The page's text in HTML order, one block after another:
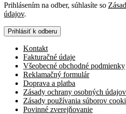
Prihlásením na odber, súhlasíte so
údajov.
Prihlásiť k odberu
Kontakt
Fakturačné údaje
Všeobecné obchodné podmienky
Reklamačný formulár
Doprava a platba
Zásady ochrany osobných údajov
Zásady používania súborov
Povinné zverejňovanie